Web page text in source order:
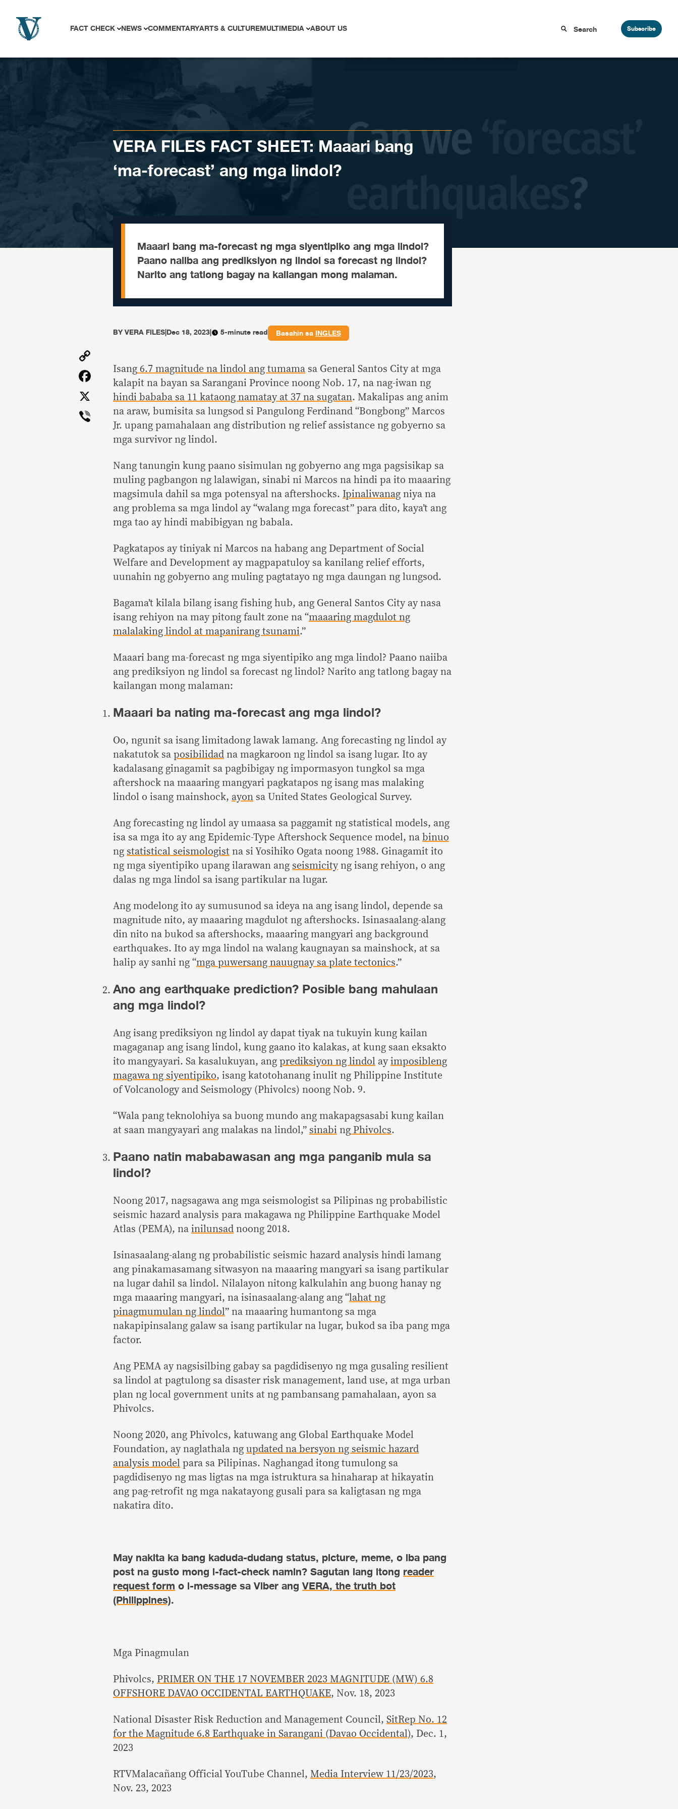
FACT CHECK NEWS COMMENTARYARTS & CULTUREMULTIMEDIA ABOUT US Subscribe
VERA FILES FACT SHEET: Maaari bang
‘ma-forecast’ ang mga lindol?
Maaari bang ma-forecast ng mga siyentipiko ang mga lindol?
Paano naiiba ang prediksiyon ng lindol sa forecast ng lindol?
Narito ang tatlong bagay na kailangan mong malaman.
BYVERA FILES|Dec 18, 2023| 5-minute read Basahin saINGLES
Link
Facebook
Viber
Isang 6.7 magnitude na lindol ang tumama sa General Santos City at mga
kalapit na bayan sa Sarangani Province noong Nob. 17, na nag-iwan ng
hindi bababa sa 11 kataong namatay at 37 na sugatan. Makalipas ang anim
na araw, bumisita sa lungsod si Pangulong Ferdinand “Bongbong” Marcos
Jr. upang pamahalaan ang distribution ng relief assistance ng gobyerno sa
mga survivor ng lindol.
Nang tanungin kung paano sisimulan ng gobyerno ang mga pagsisikap sa
muling pagbangon ng lalawigan, sinabi ni Marcos na hindi pa ito maaaring
magsimula dahil sa mga potensyal na aftershocks. Ipinaliwanag niya na
ang problema sa mga lindol ay “walang mga forecast” para dito, kaya’t ang
mga tao ay hindi mabibigyan ng babala.
Pagkatapos ay tiniyak ni Marcos na habang ang Department of Social
Welfare and Development ay magpapatuloy sa kanilang relief efforts,
uunahin ng gobyerno ang muling pagtatayo ng mga daungan ng lungsod.
Bagama’t kilala bilang isang fishing hub, ang General Santos City ay nasa
isang rehiyon na may pitong fault zone na “maaaring magdulot ng
malalaking lindol at mapanirang tsunami.”
Maaari bang ma-forecast ng mga siyentipiko ang mga lindol? Paano naiiba
ang prediksiyon ng lindol sa forecast ng lindol? Narito ang tatlong bagay na
kailangan mong malaman:
Maaari ba nating ma-forecast ang mga lindol?
Oo, ngunit sa isang limitadong lawak lamang. Ang forecasting ng lindol ay
nakatutok sa posibilidad na magkaroon ng lindol sa isang lugar. Ito ay
kadalasang ginagamit sa pagbibigay ng impormasyon tungkol sa mga
aftershock na maaaring mangyari pagkatapos ng isang mas malaking
lindol o isang mainshock, ayon sa United States Geological Survey.
Ang forecasting ng lindol ay umaasa sa paggamit ng statistical models, ang
isa sa mga ito ay ang Epidemic-Type Aftershock Sequence model, na binuo
ng statistical seismologist na si Yosihiko Ogata noong 1988. Ginagamit ito
ng mga siyentipiko upang ilarawan ang seismicityng isang rehiyon, o ang
dalas ng mga lindol sa isang partikular na lugar.
Ang modelong ito ay sumusunod sa ideya na ang isang lindol, depende sa
magnitude nito, ay maaaring magdulot ng aftershocks. Isinasaalang-alang
din nito na bukod sa aftershocks, maaaring mangyari ang background
earthquakes. Ito ay mga lindol na walang kaugnayan sa mainshock, at sa
halip ay sanhi ng “mga puwersang nauugnay sa plate tectonics.”
Ano ang earthquake prediction? Posible bang mahulaan
ang mga lindol?
Ang isang prediksiyon ng lindol ay dapat tiyak na tukuyin kung kailan
magaganap ang isang lindol, kung gaano ito kalakas, at kung saan eksakto
ito mangyayari. Sa kasalukuyan, ang prediksiyon ng lindol ay imposibleng
magawa ng siyentipiko, isang katotohanang inulit ng Philippine Institute
of Volcanology and Seismology (Phivolcs) noong Nob. 9.
“Wala pang teknolohiya sa buong mundo ang makapagsasabi kung kailan
at saan mangyayari ang malakas na lindol,” sinabi ng Phivolcs.
Paano natin mababawasan ang mga panganib mula sa
lindol?
Noong 2017, nagsagawa ang mga seismologist sa Pilipinas ng probabilistic
seismic hazard analysis para makagawa ng Philippine Earthquake Model
Atlas (PEMA), na inilunsad noong 2018.
Isinasaalang-alang ng probabilistic seismic hazard analysis hindi lamang
ang pinakamasamang sitwasyon na maaaring mangyari sa isang partikular
na lugar dahil sa lindol. Nilalayon nitong kalkulahin ang buong hanay ng
mga maaaring mangyari, na isinasaalang-alang ang “lahat ng
pinagmumulan ng lindol” na maaaring humantong sa mga
nakapipinsalang galaw sa isang partikular na lugar, bukod sa iba pang mga
factor.
Ang PEMA ay nagsisilbing gabay sa pagdidisenyo ng mga gusaling resilient
sa lindol at pagtulong sa disaster risk management, land use, at mga urban
plan ng local government units at ng pambansang pamahalaan, ayon sa
Phivolcs.
Noong 2020, ang Phivolcs, katuwang ang Global Earthquake Model
Foundation, ay naglathala ng updated na bersyon ng seismic hazard
analysis model para sa Pilipinas. Naghangad itong tumulong sa
pagdidisenyo ng mas ligtas na mga istruktura sa hinaharap at hikayatin
ang pag-retrofit ng mga nakatayong gusali para sa kaligtasan ng mga
nakatira dito.
May nakita ka bang kaduda-dudang status, picture, meme, o iba pang
post na gusto mong i-fact-check namin? Sagutan lang itong reader
request formo i-message sa Viber ang VERA, the truth bot
(Philippines).
Mga Pinagmulan
Phivolcs, PRIMER ON THE 17 NOVEMBER 2023 MAGNITUDE (MW) 6.8
OFFSHORE DAVAO OCCIDENTAL EARTHQUAKE, Nov. 18, 2023
National Disaster Risk Reduction and Management Council, SitRep No. 12
for the Magnitude 6.8 Earthquake in Sarangani (Davao Occidental), Dec. 1,
2023
RTVMalacañang Official YouTube Channel, Media Interview 11/23/2023,
Nov. 23, 2023